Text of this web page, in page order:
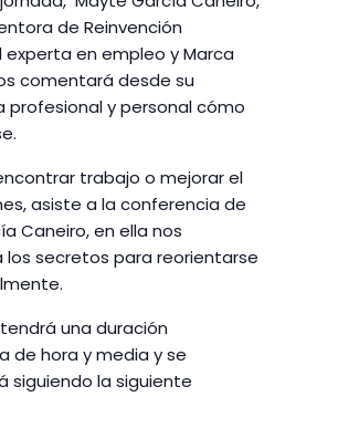
de Reinvención
experta en empleo y Marca
comentará desde su
profesional y personal cómo
trabajo o mejorar el
asiste a la conferencia de
Caneiro, en ella nos
secretos para reorientarse
una duración
de hora y media y se
siguiendo la siguiente